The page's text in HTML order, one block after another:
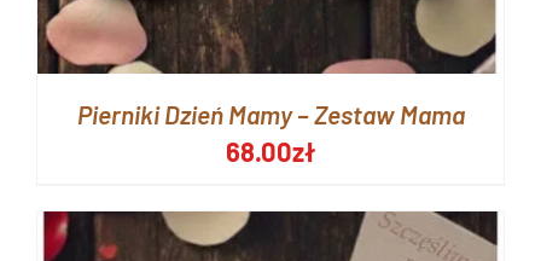
Pierniki Dzień Mamy – Zestaw Mama
68.00zł